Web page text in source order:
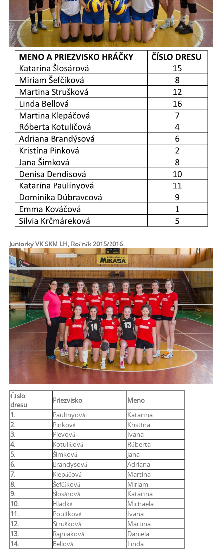
Juniorky VK SKM LH, Ročník 2015/2016
Číslo
dresu
Priezvisko
Meno
1.
Paulínyová
Katarína
2.
Pinková
Kristína
3.
Plevová
Ivana
4.
Kotuličová
Róberta
5.
Šimková
Jana
6.
Brandysová
Adriana
7.
Klepáčová
Martina
8.
Šefčíková
Miriam
9.
Šlosárová
Katarína
10.
Hladká
Michaela
11.
Poulíková
Ivana
12.
Strušková
Martina
13.
Rajniaková
Daniela
14.
Bellová
Linda